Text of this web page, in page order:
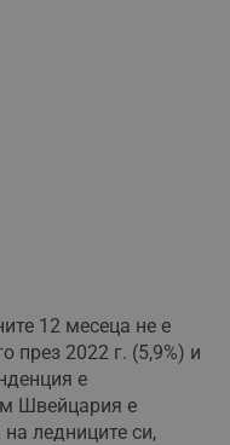
12 месеца не е
през 2022 г. (5,9%) и
е
Швейцария е
ледниците си,